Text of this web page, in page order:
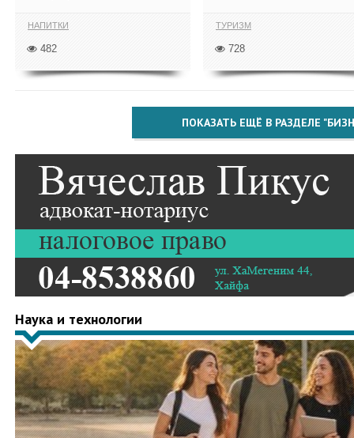
НАПИТКИ
482
ТУРИЗМ
728
ПОКАЗАТЬ ЕЩЁ В РАЗДЕЛЕ
Наука и технологии